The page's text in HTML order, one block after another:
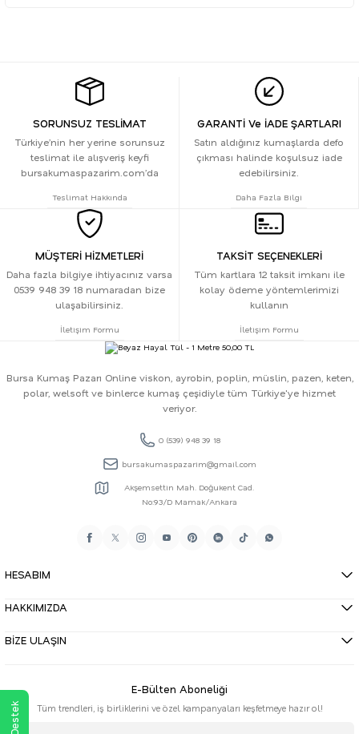
SORUNSUZ TESLİMAT
Türkiye’nin her yerine sorunsuz
teslimat ile alışveriş keyfi
bursakumaspazarim.com’da
Teslimat Hakkında
GARANTİ Ve İADE ŞARTLARI
Satın aldığınız kumaşlarda defo
çıkması halinde koşulsuz iade
edebilirsiniz.
Daha Fazla Bilgi
MÜŞTERİ HİZMETLERİ
Daha fazla bilgiye ihtiyacınız varsa
0539 948 39 18 numaradan bize
ulaşabilirsiniz.
İletişim Formu
TAKSİT SEÇENEKLERİ
Tüm kartlara 12 taksit imkanı ile
kolay ödeme yöntemlerimizi
kullanın
İletişim Formu
Bursa Kumaş Pazarı Online viskon, ayrobin, poplin, müslin, pazen, keten,
polar, welsoft ve binlerce kumaş çeşidiyle tüm Türkiye'ye hizmet
veriyor.
0 (539) 948 39 18
bursakumaspazarim@gmail.com
Akşemsettin Mah. Doğukent Cad.
No:93/D Mamak/Ankara
HESABIM
HAKKIMIZDA
BİZE ULAŞIN
E-Bülten Aboneliği
Tüm trendleri, iş birliklerini ve özel kampanyaları keşfetmeye hazır ol!